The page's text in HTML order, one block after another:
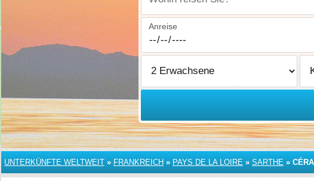
Wohin reisen Sie?
Anreise
UNTERKÜNFTE WELTWEIT » FRANKREICH » PAYS DE LA LOIRE » SARTHE »